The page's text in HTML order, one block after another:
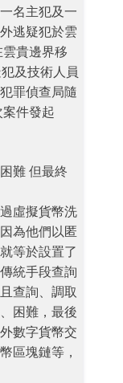
名主犯及一
逃疑犯於雲
貴邊界移
及技術人員
罪偵查局隨
件發起
難 但最終
虛擬貨幣洗
為他們以匿
等於設置了
統手段查詢
查詢、調取
困難，最後
數字貨幣交
區塊鏈等，